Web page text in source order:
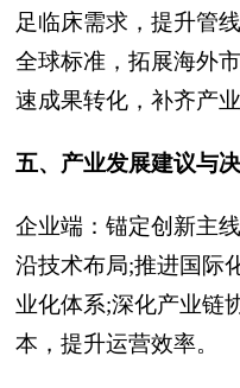
足临床需求，提升管
全球标准，拓展海外
速成果转化，补齐产业
五、产业发展建议与
企业端：锚定创新主
沿技术布局;推进国际
业化体系;深化产业链
本，提升运营效率。